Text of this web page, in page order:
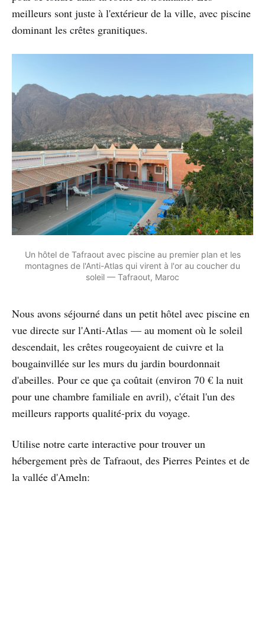
meilleurs sont juste à l'extérieur de la ville, avec piscine
dominant les crêtes granitiques.
Un hôtel de Tafraout avec piscine au premier plan et les
montagnes de l'Anti-Atlas qui virent à l'or au coucher du
soleil — Tafraout, Maroc
Nous avons séjourné dans un petit hôtel avec piscine en
vue directe sur l'Anti-Atlas — au moment où le soleil
descendait, les crêtes rougeoyaient de cuivre et la
bougainvillée sur les murs du jardin bourdonnait
d'abeilles. Pour ce que ça coûtait (environ 70 € la nuit
pour une chambre familiale en avril), c'était l'un des
meilleurs rapports qualité-prix du voyage.
Utilise notre carte interactive pour trouver un
hébergement près de Tafraout, des Pierres Peintes et de
la vallée d'Ameln: